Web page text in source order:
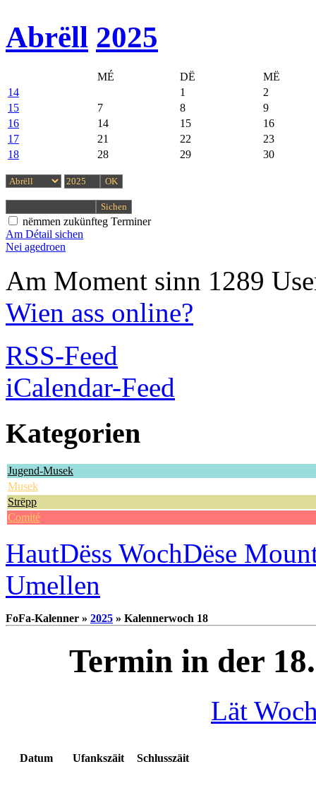
Abrëll 2025
MÉ DË
MË
14
1
2
15
7 8
9
16
14 15
16
17
21 22
23
18
28 29 30
nëmmen zukünfteg Terminer
Am Détail sichen
Nei agedroen
Am Moment sinn 1289
Wien ass online?
RSS-Feed
iCalendar-Feed
Kategorien
Jugend-Musek
Musek
Strëpp
Comité
HautDëss WochDëse
Umellen
FoFa-Kalenner » 2025 » Kalennerwoch 18
Termin in der
Lät
Datum Ufankszäit Schlusszäit